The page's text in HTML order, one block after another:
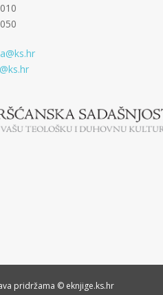
pridržama © eknjige.ks.hr